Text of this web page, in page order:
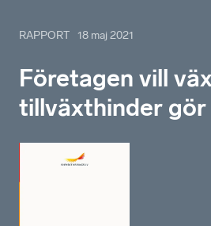
RAPPORT 18 maj 2021
Företagen vill
tillväxthinder